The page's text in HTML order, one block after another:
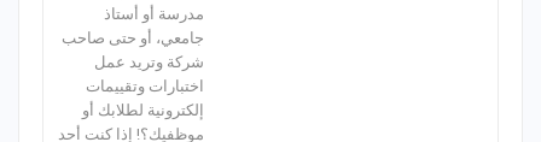
مدرسة أو أستاذ
جامعي، أو حتى صاحب
شركة وتريد عمل
اختبارات وتقييمات
إلكترونية لطلابك أو
موظفيك؟! إذا كنت أحد